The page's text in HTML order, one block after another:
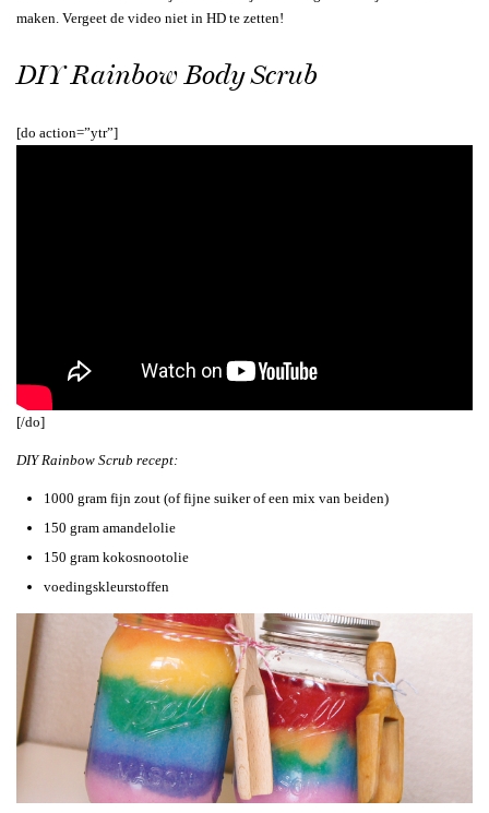
maken. Vergeet de video niet in HD te zetten!
DIY Rainbow Body Scrub
[do action=”ytr”]
[/do]
DIY Rainbow Scrub recept:
1000 gram fijn zout (of fijne suiker of een mix van beiden)
150 gram amandelolie
150 gram kokosnootolie
voedingskleurstoffen